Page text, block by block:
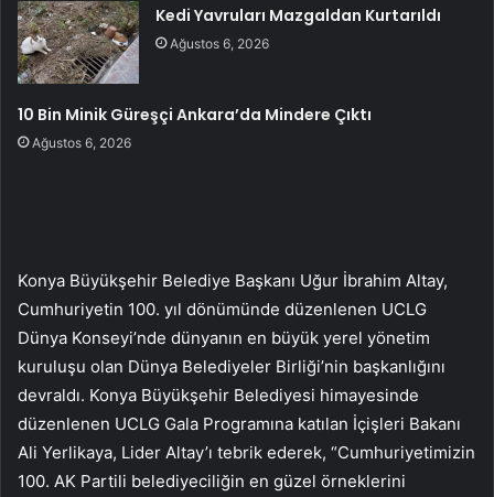
Kedi Yavruları Mazgaldan Kurtarıldı
Ağustos 6, 2026
10 Bin Minik Güreşçi Ankara’da Mindere Çıktı
Ağustos 6, 2026
Konya Büyükşehir Belediye Başkanı Uğur İbrahim Altay,
Cumhuriyetin 100. yıl dönümünde düzenlenen UCLG
Dünya Konseyi’nde dünyanın en büyük yerel yönetim
kuruluşu olan Dünya Belediyeler Birliği’nin başkanlığını
devraldı. Konya Büyükşehir Belediyesi himayesinde
düzenlenen UCLG Gala Programına katılan İçişleri Bakanı
Ali Yerlikaya, Lider Altay’ı tebrik ederek, “Cumhuriyetimizin
100. AK Partili belediyeciliğin en güzel örneklerini